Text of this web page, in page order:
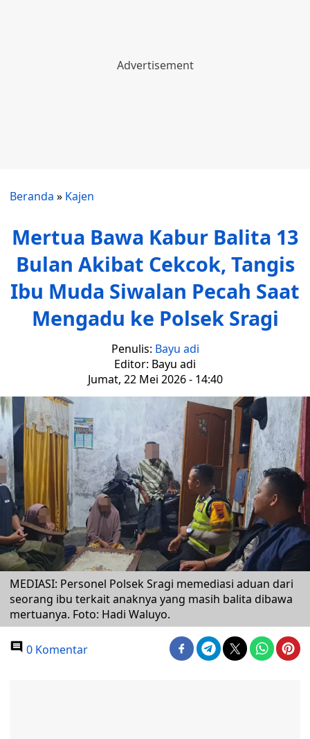
Beranda » Kajen
Mertua Bawa Kabur Balita 13
Bulan Akibat Cekcok, Tangis
Ibu Muda Siwalan Pecah Saat
Mengadu ke Polsek Sragi
Penulis: Bayu adi
Editor: Bayu adi
Jumat, 22 Mei 2026 - 14:40
MEDIASI: Personel Polsek Sragi memediasi aduan dari
seorang ibu terkait anaknya yang masih balita dibawa
mertuanya. Foto: Hadi Waluyo.
0 Komentar